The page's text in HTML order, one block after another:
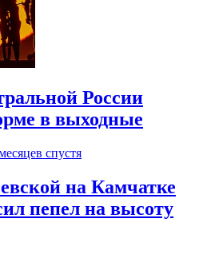
России
в выходные
спустя
на Камчатке
пепел на высоту